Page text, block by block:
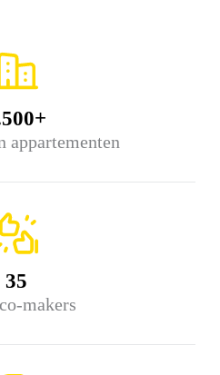
appartementen
35
makers